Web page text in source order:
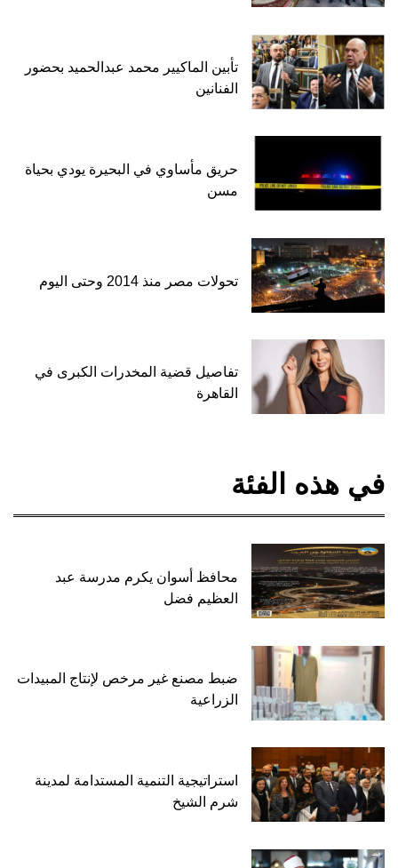
تأبين الماكيير محمد عبدالحميد بحضور
الفنانين
حريق مأساوي في البحيرة يودي بحياة
مسن
تحولات مصر منذ 2014 وحتى اليوم
تفاصيل قضية المخدرات الكبرى في
القاهرة
في هذه الفئة
محافظ أسوان يكرم مدرسة عبد
العظيم فضل
ضبط مصنع غير مرخص لإنتاج المبيدات
الزراعية
استراتيجية التنمية المستدامة لمدينة
شرم الشيخ